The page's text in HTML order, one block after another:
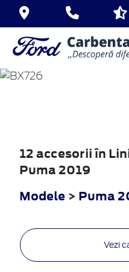
PUMA
12 accesorii în
Puma 2019
Modele > Puma
Vezi